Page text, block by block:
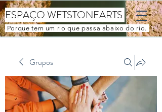
ESPAÇO WETSTONEARTS
Porque tem um rio que passa abaixo do rio.
Grupos